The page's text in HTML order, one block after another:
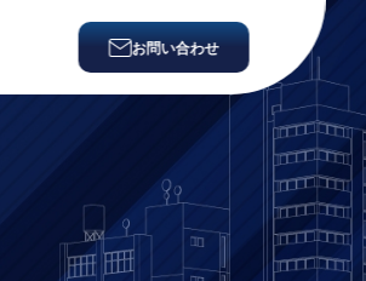
お問い合わせ